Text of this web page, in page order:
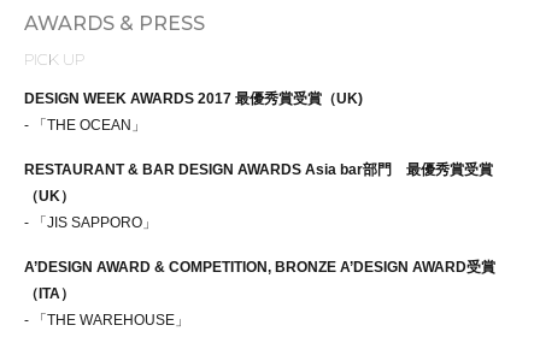
AWARDS & PRESS
PICK UP
DESIGN WEEK AWARDS 2017 最優秀賞受賞（UK)
- 「THE OCEAN」
RESTAURANT & BAR DESIGN AWARDS Asia bar部門 最優秀賞受賞
（UK）
- 「JIS SAPPORO」
A’DESIGN AWARD & COMPETITION, BRONZE A’DESIGN AWARD受賞
（ITA）
- 「THE WAREHOUSE」